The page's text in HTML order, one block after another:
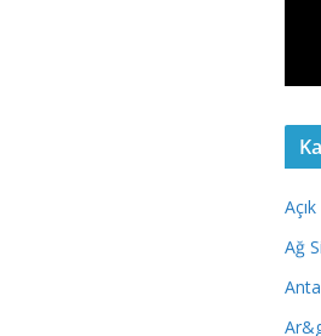
Ağ